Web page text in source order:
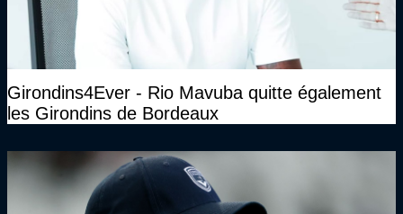
Girondins4Ever - Rio Mavuba quitte également
les Girondins de Bordeaux